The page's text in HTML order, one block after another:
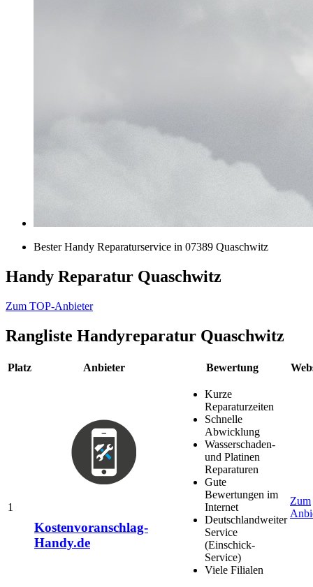
Bester Handy Reparaturservice in 07389 Quaschwitz
Handy Reparatur Quaschwitz
Zum TOP-Anbieter
Rangliste Handyreparatur Quaschwitz
Platz Anbieter Bewertung
1
Kostenvoranschlag-
Handy.de
Kurze
Reparaturzeiten
Schnelle
Abwicklung
Wasserschaden-
und Platinen
Reparaturen
Gute
Bewertungen im
Internet
Deutschlandweiter
Service
(Einschick-
Service)
Viele Filialen
Zum